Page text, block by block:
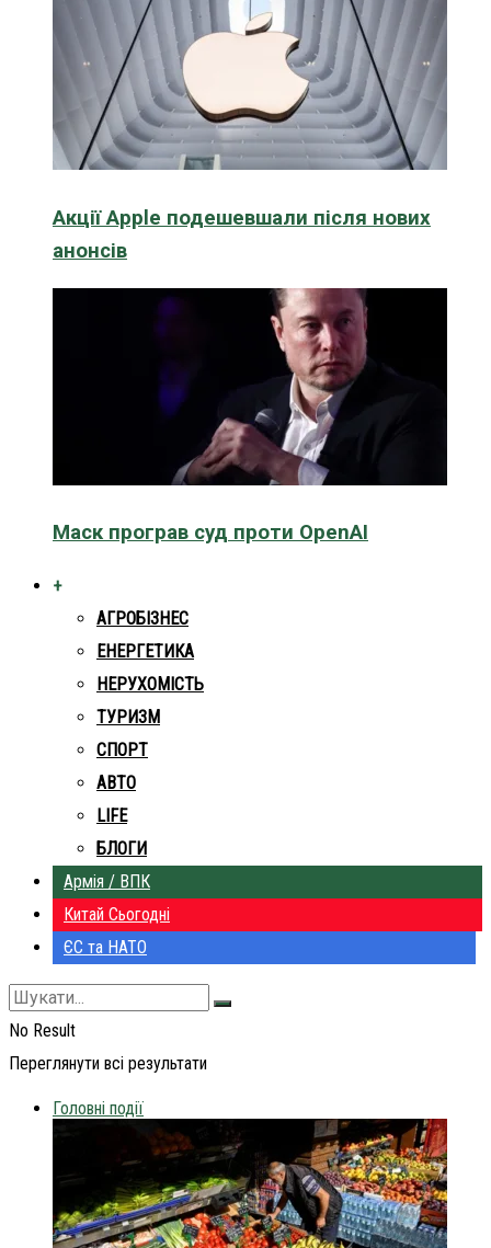
Акції Apple подешевшали після нових
анонсів
Маск програв суд проти OpenAI
+
АГРОБІЗНЕС
ЕНЕРГЕТИКА
НЕРУХОМІСТЬ
ТУРИЗМ
СПОРТ
АВТО
LIFE
БЛОГИ
Армія / ВПК
Китай Сьогодні
ЄС та НАТО
No Result
Переглянути всі результати
Головні події